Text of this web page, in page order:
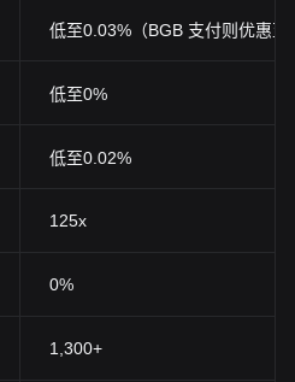
低至0.03%（BGB 支付则优惠至
低至0%
低至0.02%
125x
0%
1,300+